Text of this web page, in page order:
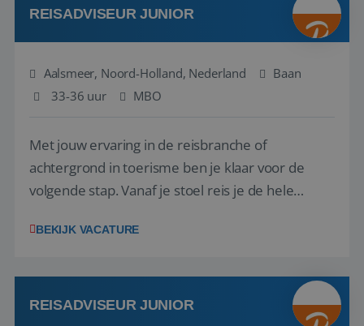
boeken! ...
REISADVISEUR JUNIOR
Aalsmeer, Noord-Holland, Nederland
Baan
33-36 uur
MBO
Met jouw ervaring in de reisbranche of
achtergrond in toerisme ben je klaar voor de
volgende stap. Vanaf je stoel reis je de hele
wensen van je team, je klant en wat er in de
klanten te overtuigen om die droomreis te
boeken! ...
BEKIJK VACATURE
REISADVISEUR JUNIOR